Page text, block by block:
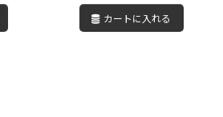
カートに入れる